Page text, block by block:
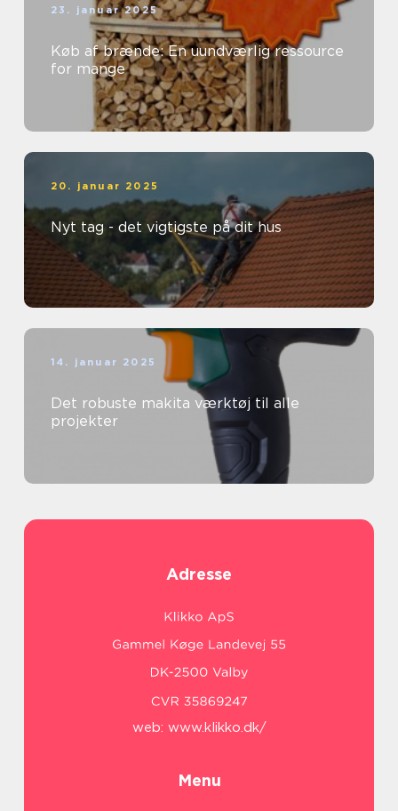
23. januar 2025
Køb af brænde: En uundværlig ressource
for mange
20. januar 2025
Nyt tag - det vigtigste på dit hus
14. januar 2025
Det robuste makita værktøj til alle
projekter
Adresse
web: www.klikko.dk/
Menu